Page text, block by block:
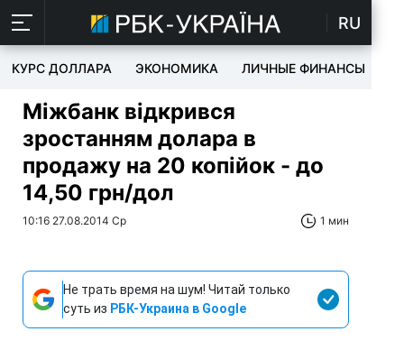
RU
КУРС ДОЛЛАРА ЭКОНОМИКА ЛИЧНЫЕ ФИНАНСЫ
Міжбанк відкрився
зростанням долара в
продажу на 20 копійок - до
14,50 грн/дол
10:16 27.08.2014 Ср 1 мин
Не трать время на шум! Читай только
суть из РБК-Украина в Google